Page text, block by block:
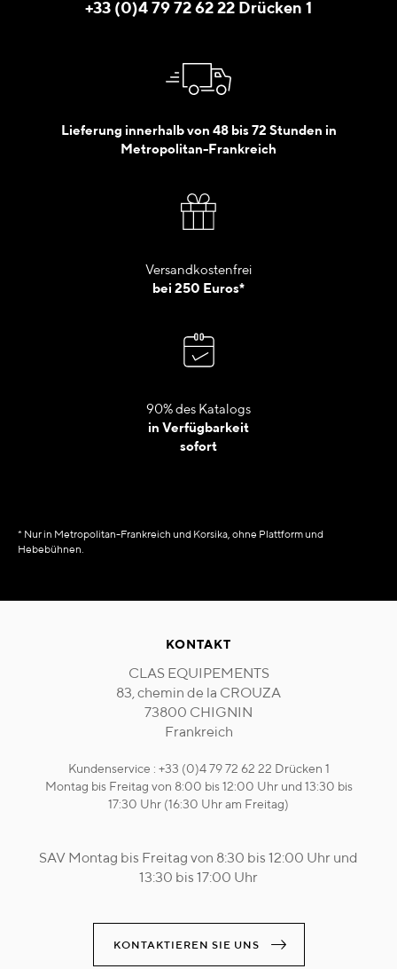
+33 (0)4 79 72 62 22 Drücken 1
Lieferung innerhalb von 48 bis 72 Stunden in
Metropolitan-Frankreich
Versandkostenfrei
bei 250 Euros*
90% des Katalogs
in Verfügbarkeit
sofort
* Nur in Metropolitan-Frankreich und Korsika, ohne Plattform und
Hebebühnen.
KONTAKT
CLAS EQUIPEMENTS
83, chemin de la CROUZA
73800 CHIGNIN
Frankreich
Kundenservice : +33 (0)4 79 72 62 22 Drücken 1
Montag bis Freitag von 8:00 bis 12:00 Uhr und 13:30 bis
17:30 Uhr (16:30 Uhr am Freitag)
SAV Montag bis Freitag von 8:30 bis 12:00 Uhr und
13:30 bis 17:00 Uhr
KONTAKTIEREN SIE UNS